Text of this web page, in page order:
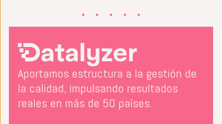
Aportamos estructura a la gestión de
la calidad, impulsando resultados
reales en más de 50 países.